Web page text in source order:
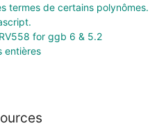
termes de certains polynômes.
for ggb 6 & 5.2
entières